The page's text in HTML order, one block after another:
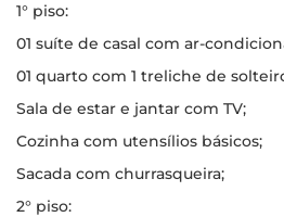
1° piso:
01 suíte de casal com ar-
01 quarto com 1 treliche de
Sala de estar e jantar com TV;
Cozinha com utensílios básicos;
Sacada com churrasqueira;
2° piso: